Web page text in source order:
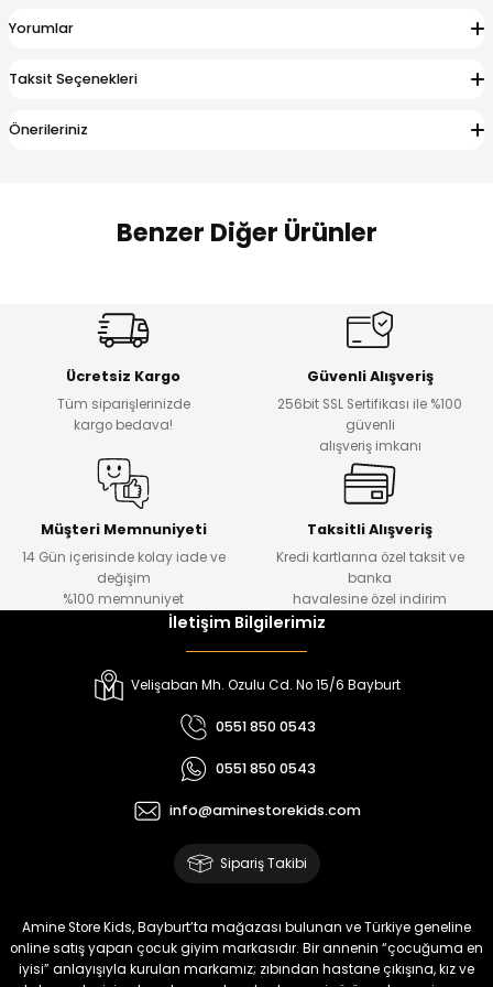
Yorumlar
Taksit Seçenekleri
Önerileriniz
Benzer Diğer Ürünler
Dantelya Kız Çocuk Tişört
Puba Unisex Kot 3’lü Takım
Urban Kız Çocuk Süveterli Tunik Gömlek Navi Kız Çocuk Kot Pantolon
₺ 650
Melra Kız Çocuk Kot Pantolon
%15
Tivon Kız Çocuk 3’lü Takım
₺ 2.340
Koren Kız Çocuk ve Bebek Tayt
₺ 320
₺ 250
Yeni
Koren Kız Çocuk ve Bebek Tayt
₺ 320
₺ 250
Ücretsiz Kargo
Tüm siparişlerinizde
kargo bedava!
Güvenli Alışveriş
256bit SSL Sertifikası ile %100
güvenli
alışveriş imkanı
Müşteri Memnuniyeti
14 Gün içerisinde kolay iade ve
değişim
%100 memnuniyet
Taksitli Alışveriş
Kredi kartlarına özel taksit ve
banka
havalesine özel indirim
İletişim Bilgilerimiz
Velişaban Mh. Ozulu Cd. No 15/6 Bayburt
0551 850 0543
0551 850 0543
info@aminestorekids.com
Sipariş Takibi
Amine Store Kids, Bayburt’ta mağazası bulunan ve Türkiye geneline
online satış yapan çocuk giyim markasıdır. Bir annenin “çocuğuma en
iyisi” anlayışıyla kurulan markamız; zıbından hastane çıkışına, kız ve
ve Taç